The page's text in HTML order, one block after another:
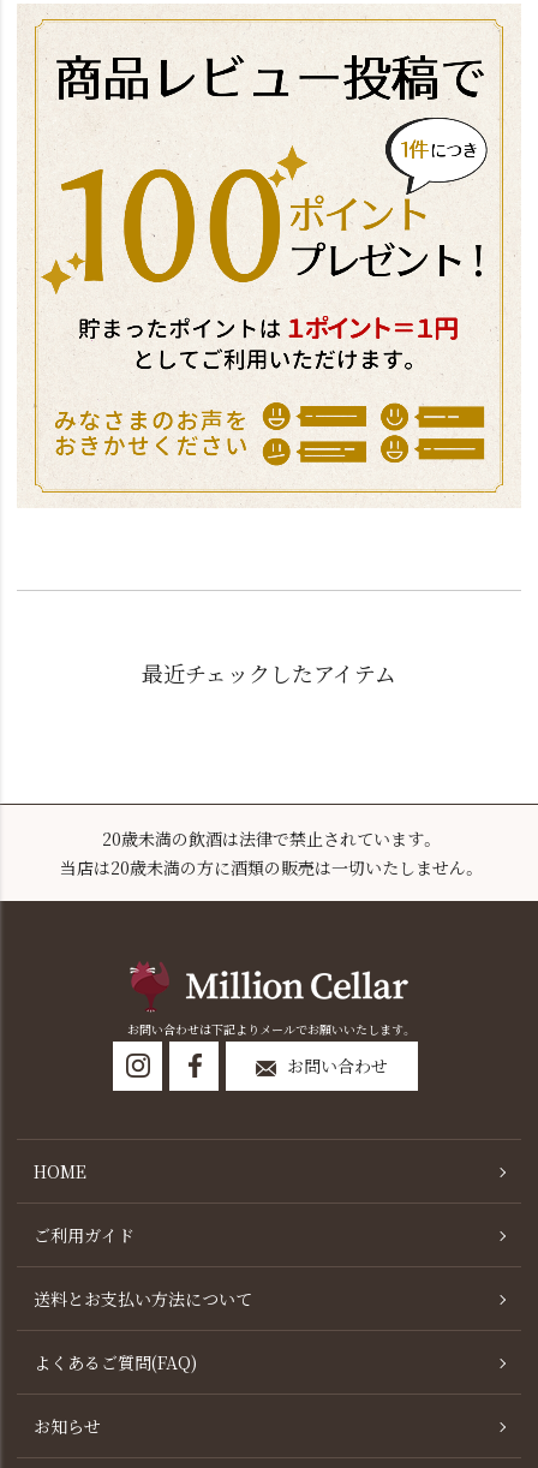
最近チェックしたアイテム
20歳未満の飲酒は法律で禁止されています。
当店は20歳未満の方に酒類の販売は一切いたしません。
お問い合わせは下記よりメールでお願いいたします。
お問い合わせ
HOME
ご利用ガイド
送料とお支払い方法について
よくあるご質問(FAQ)
お知らせ